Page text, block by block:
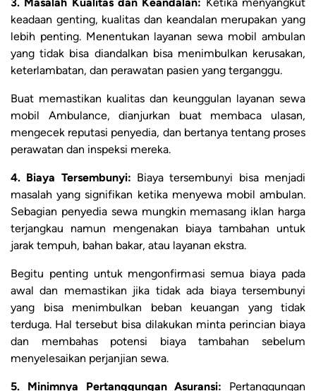
keadaan genting, kualitas dan keandalan merupakan yang
lebih penting. Menentukan layanan sewa mobil ambulan
yang tidak bisa diandalkan bisa menimbulkan kerusakan,
keterlambatan, dan perawatan pasien yang terganggu.
Buat memastikan kualitas dan keunggulan layanan sewa
mobil Ambulance, dianjurkan buat membaca ulasan,
mengecek reputasi penyedia, dan bertanya tentang proses
perawatan dan inspeksi mereka.
4. Biaya Tersembunyi: Biaya tersembunyi bisa menjadi
masalah yang signifikan ketika menyewa mobil ambulan.
Sebagian penyedia sewa mungkin memasang iklan harga
terjangkau namun mengenakan biaya tambahan untuk
jarak tempuh, bahan bakar, atau layanan ekstra.
Begitu penting untuk mengonfirmasi semua biaya pada
awal dan memastikan jika tidak ada biaya tersembunyi
yang bisa menimbulkan beban keuangan yang tidak
terduga. Hal tersebut bisa dilakukan minta perincian biaya
dan membahas potensi biaya tambahan sebelum
menyelesaikan perjanjian sewa.
5. Minimnya Pertanggungan Asuransi: Pertanggungan